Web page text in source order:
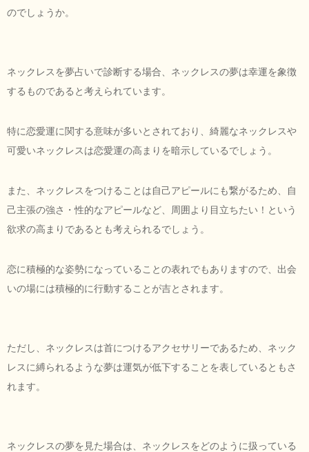
のでしょうか。
ネックレスを夢占いで診断する場合、ネックレスの夢は幸運を象徴
するものであると考えられています。
特に恋愛運に関する意味が多いとされており、綺麗なネックレスや
可愛いネックレスは恋愛運の高まりを暗示しているでしょう。
また、ネックレスをつけることは自己アピールにも繋がるため、自
己主張の強さ・性的なアピールなど、周囲より目立ちたい！という
欲求の高まりであるとも考えられるでしょう。
恋に積極的な姿勢になっていることの表れでもありますので、出会
いの場には積極的に行動することが吉とされます。
ただし、ネックレスは首につけるアクセサリーであるため、ネック
レスに縛られるような夢は運気が低下することを表しているともさ
れます。
ネックレスの夢を見た場合は、ネックレスをどのように扱っている